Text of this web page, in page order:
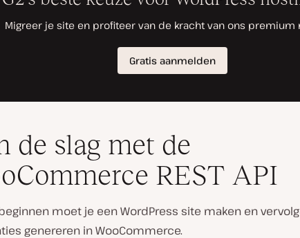
de slag met de
REST API
moet je een WordPress site maken en
genereren in WooCommerce.